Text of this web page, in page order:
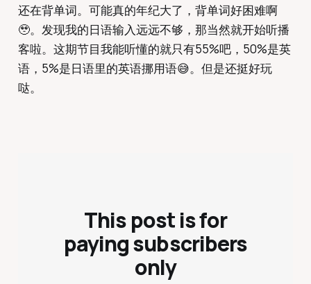
还在背单词。可能真的年纪大了，背单词好困难啊
🥹。发现我的日语输入远远不够，那当然就开始听播
客啦。这期节目我能听懂的就只有55%吧，50%是英
语，5%是日语里的英语挪用语😅。但是还挺好玩
哒。
This post is for
paying subscribers
only